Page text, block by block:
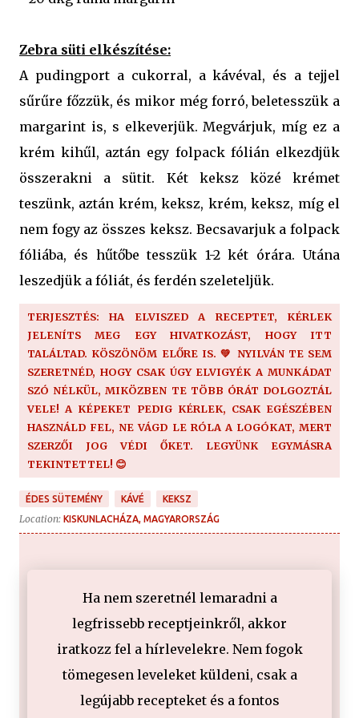
Zebra süti elkészítése:
A pudingport a cukorral, a kávéval, és a tejjel
sűrűre főzzük, és mikor még forró, beletesszük a
margarint is, s elkeverjük. Megvárjuk, míg ez a
krém kihűl, aztán egy folpack fólián elkezdjük
összerakni a sütit. Két keksz közé krémet
teszünk, aztán krém, keksz, krém, keksz, míg el
nem fogy az összes keksz. Becsavarjuk a folpack
fóliába, és hűtőbe tesszük 1-2 két órára. Utána
leszedjük a fóliát, és ferdén szeleteljük.
TERJESZTÉS: HA ELVISZED A RECEPTET, KÉRLEK
JELENÍTS MEG EGY HIVATKOZÁST, HOGY ITT
TALÁLTAD. KÖSZÖNÖM ELŐRE IS. 💚 NYILVÁN TE SEM
SZERETNÉD, HOGY CSAK ÚGY ELVIGYÉK A MUNKÁDAT
SZÓ NÉLKÜL, MIKÖZBEN TE TÖBB ÓRÁT DOLGOZTÁL
VELE! A KÉPEKET PEDIG KÉRLEK, CSAK EGÉSZÉBEN
HASZNÁLD FEL, NE VÁGD LE RÓLA A LOGÓKAT, MERT
SZERZŐI JOG VÉDI ŐKET. LEGYÜNK EGYMÁSRA
TEKINTETTEL! 😊
ÉDES SÜTEMÉNY KÁVÉ KEKSZ
Location: KISKUNLACHÁZA, MAGYARORSZÁG
Ha nem szeretnél lemaradni a
legfrissebb receptjeinkről, akkor
iratkozz fel a hírlevelekre. Nem fogok
tömegesen leveleket küldeni, csak a
legújabb recepteket és a fontos